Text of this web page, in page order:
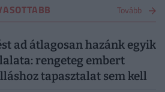
Tovább
ad átlagosan hazánk egyik
rengeteg embert
tapasztalat sem kell